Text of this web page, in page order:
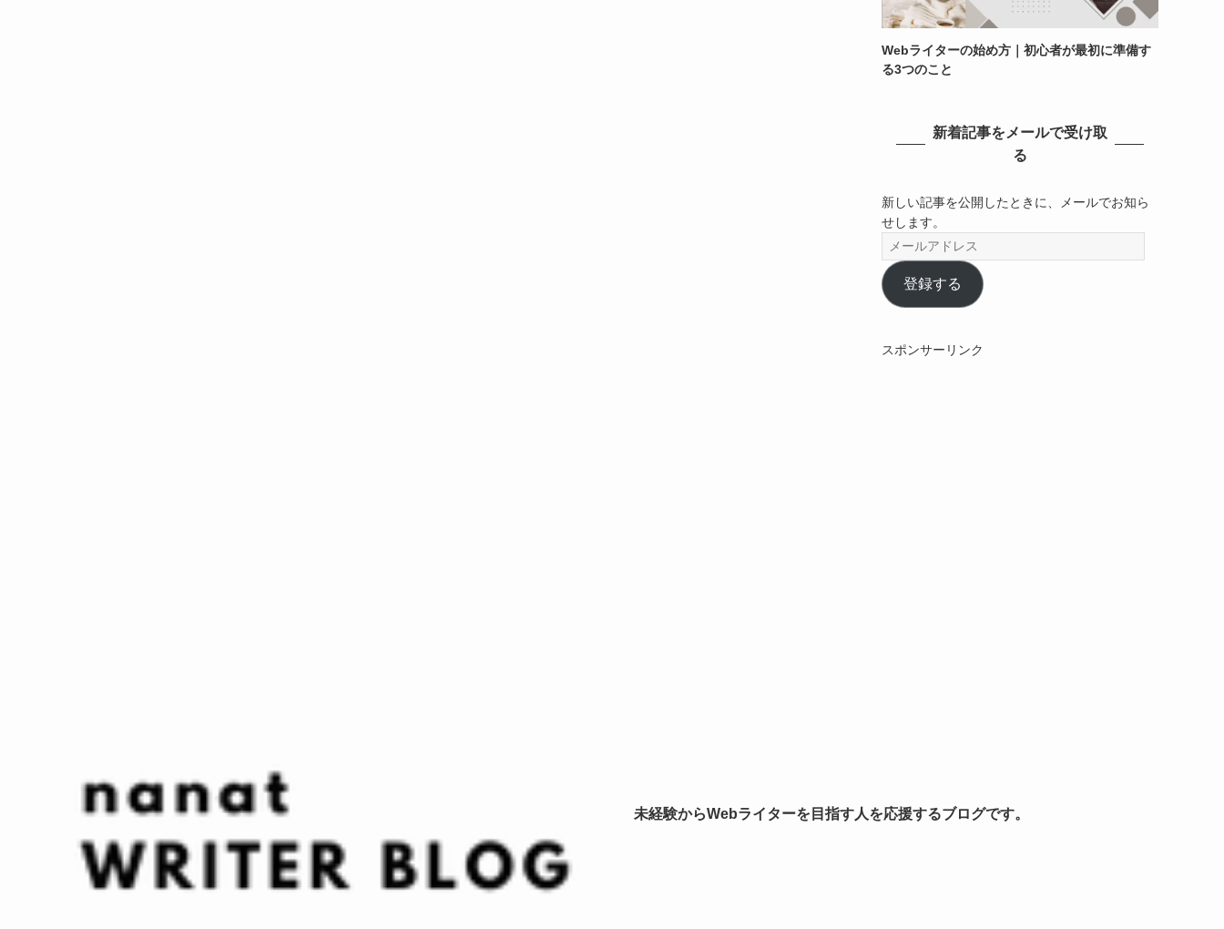
Webライターの始め方｜初心者が最初に準備す
る3つのこと
新着記事をメールで受け取
る
新しい記事を公開したときに、メールでお知ら
せします。
ー
ル
ア
登録する
スポンサーリンク
未経験からWebライターを目指す人を応援するブログです。